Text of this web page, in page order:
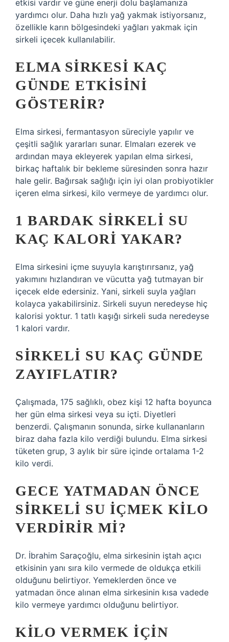
etkisi vardır ve güne enerji dolu başlamanıza
yardımcı olur. Daha hızlı yağ yakmak istiyorsanız,
özellikle karın bölgesindeki yağları yakmak için
sirkeli içecek kullanılabilir.
ELMA SIRKESI KAÇ
GÜNDE ETKISINI
GÖSTERIR?
Elma sirkesi, fermantasyon süreciyle yapılır ve
çeşitli sağlık yararları sunar. Elmaları ezerek ve
ardından maya ekleyerek yapılan elma sirkesi,
birkaç haftalık bir bekleme süresinden sonra hazır
hale gelir. Bağırsak sağlığı için iyi olan probiyotikler
içeren elma sirkesi, kilo vermeye de yardımcı olur.
1 BARDAK SIRKELI SU
KAÇ KALORI YAKAR?
Elma sirkesini içme suyuyla karıştırırsanız, yağ
yakımını hızlandıran ve vücutta yağ tutmayan bir
içecek elde edersiniz. Yani, sirkeli suyla yağları
kolayca yakabilirsiniz. Sirkeli suyun neredeyse hiç
kalorisi yoktur. 1 tatlı kaşığı sirkeli suda neredeyse
1 kalori vardır.
SIRKELI SU KAÇ GÜNDE
ZAYIFLATIR?
Çalışmada, 175 sağlıklı, obez kişi 12 hafta boyunca
her gün elma sirkesi veya su içti. Diyetleri
benzerdi. Çalışmanın sonunda, sirke kullananların
biraz daha fazla kilo verdiği bulundu. Elma sirkesi
tüketen grup, 3 aylık bir süre içinde ortalama 1-2
kilo verdi.
GECE YATMADAN ÖNCE
SIRKELI SU IÇMEK KILO
VERDIRIR MI?
Dr. İbrahim Saraçoğlu, elma sirkesinin iştah açıcı
etkisinin yanı sıra kilo vermede de oldukça etkili
olduğunu belirtiyor. Yemeklerden önce ve
yatmadan önce alınan elma sirkesinin kısa vadede
kilo vermeye yardımcı olduğunu belirtiyor.
KILO VERMEK IÇIN